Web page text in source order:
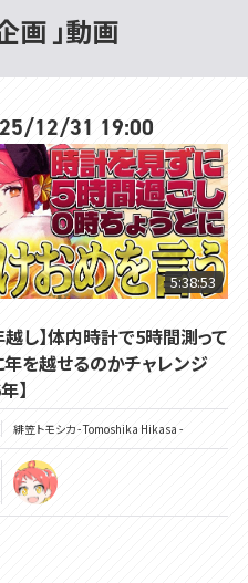
🦌録り下ろし音声搭載
https://zeeny.com/
はじめまして！VOMSの緋笠
楽しいこといっぱいするよ！
仲良くしてね～
▽毎週日曜日13時からは
★9月VOMSグッズのお知
9/21の緋笠トモシカ生誕祭
受注生産・常設グッズとな
▼ショップページはこちら
In celebration of
These will be made-to-
画 」動画
12/31 19:00
5:38:53
越し】体内時計で5時間測って
を越せるのかチャレンジ
】
緋笠トモシカ - Tomoshika Hikasa -